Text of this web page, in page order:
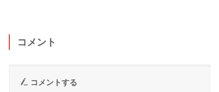
コメント
コメントする